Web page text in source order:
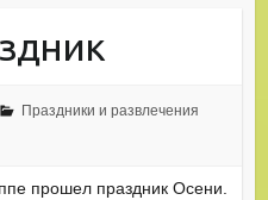
Праздники и развлечения
прошел праздник Осени.